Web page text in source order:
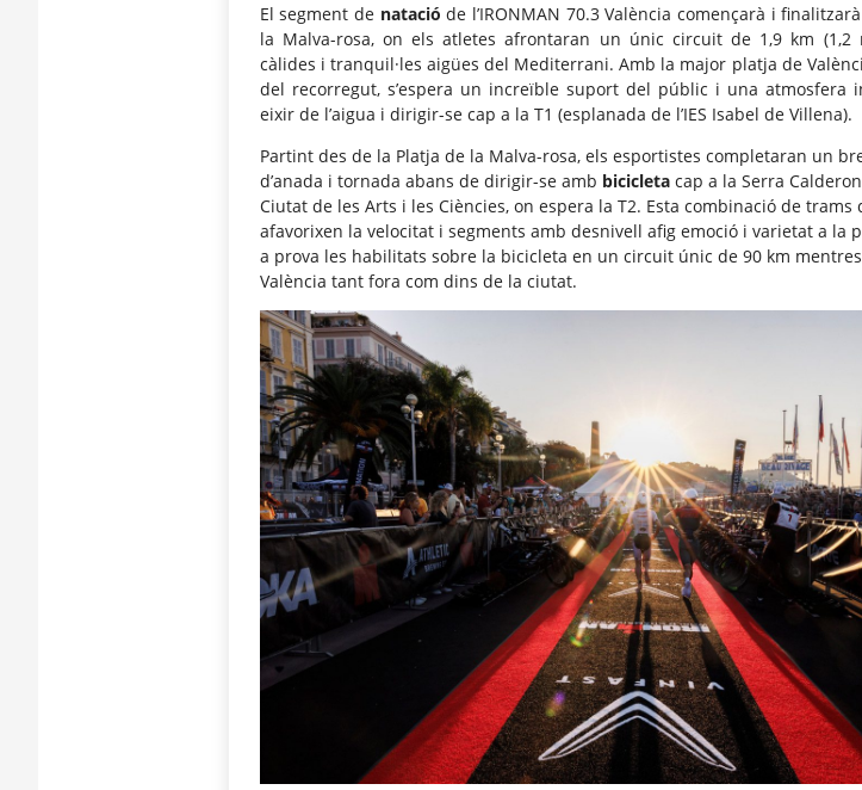
El segment de natació de l’IRONMAN 70.3 València començarà i
la Malva-rosa, on els atletes afrontaran un únic circuitde 1,9 km (1,2
càlides i tranquil·les aigües del Mediterrani. Amb la major platja de
del recorregut, s’espera un increïble suport del públic i una atmosfera
eixir de l’aigua i dirigir-se cap a la T1 (esplanada de l’IES Isabel de Villena).
Partint des de la Platja de la Malva-rosa, els esportistes completaran un
d’anada i tornada abans de dirigir-se amb bicicletacap a la Serra
Ciutat de les Arts i les Ciències, on espera la T2. Esta combinació de trams
afavorixen la velocitat i segments amb desnivell afig emoció i varietat a la
a prova les habilitats sobre la bicicleta en un circuit únic de 90 km mentres
València tant fora com dins de la ciutat.